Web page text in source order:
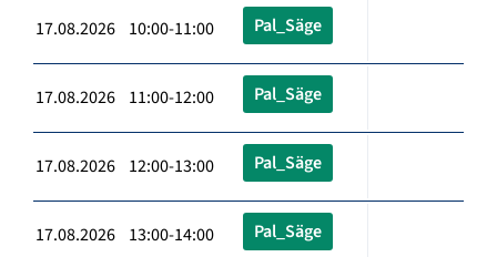
17.08.2026 10:00-11:00 Pal_Säge
17.08.2026 11:00-12:00 Pal_Säge
17.08.2026 12:00-13:00 Pal_Säge
17.08.2026 13:00-14:00 Pal_Säge